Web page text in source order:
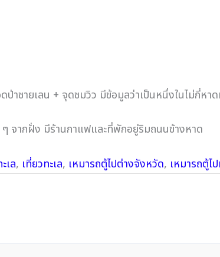
ชายเลน + จุดชมวิว มีข้อมูลว่าเป็นหนึ่งในไม่กี่หาด
ๆ จากฝั่ง มีร้านกาแฟและที่พักอยู่ริมถนนข้างหาด
เล, เที่ยวทะเล, เหมารถตู้ไปต่างจังหวัด, เหมารถตู้ไป